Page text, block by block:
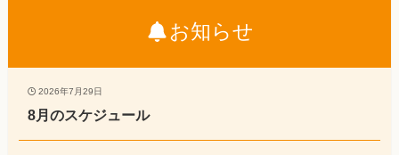
お知らせ
2026年7月29日
8月のスケジュール